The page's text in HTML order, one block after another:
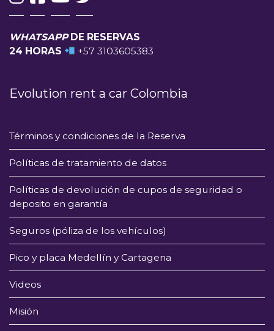
WHATSAPPDE RESERVAS
24 HORAS
+57 3103605383
Evolution rent a car Colombia
Términos y condiciones de la Reserva
Políticas de tratamiento de datos
Políticas de devolución de cupos de seguridad o
deposito en garantía
Seguros (póliza de los vehículos)
Pico y placa Medellín y Cartagena
Videos
Misión